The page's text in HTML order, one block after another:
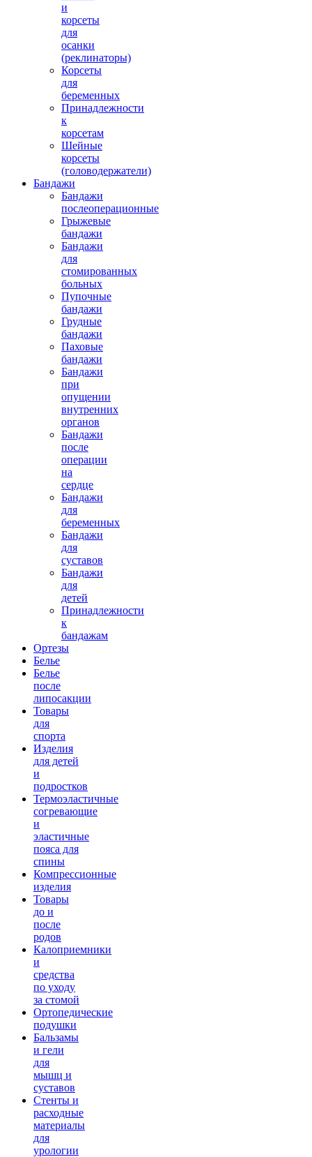
30500.00 руб.
Пояснично-крестцовый корсет
CROSSOVER/26
18600.00 руб.
Грудопояснично-крестцовый корсет с
реклинатором SPRING
и
корсеты
для
осанки
(реклинаторы)
Корсеты
для
беременных
Принадлежности
к
корсетам
Шейные
корсеты
(головодержатели)
Бандажи
Бандажи
послеоперационные
Грыжевые
бандажи
Бандажи
для
стомированных
больных
Пупочные
бандажи
Грудные
бандажи
Паховые
бандажи
Бандажи
при
опущении
внутренних
органов
Бандажи
после
операции
на
сердце
Бандажи
для
беременных
Бандажи
для
суставов
Бандажи
для
детей
Принадлежности
к
бандажам
Ортезы
Белье
Белье
после
липосакции
Товары
для
спорта
Изделия
для детей
и
подростков
Термоэластичные
согревающие
и
эластичные
пояса для
спины
Компрессионные
изделия
Товары
до и
после
родов
Калоприемники
и
средства
по уходу
за стомой
Ортопедические
подушки
Бальзамы
и гели
для
мышц и
суставов
Стенты и
расходные
материалы
для
урологии